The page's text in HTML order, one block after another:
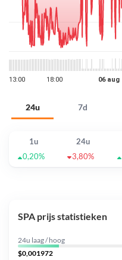
24u 7d
1u 24u
0,20%
3,80%
SPA prijs statistieken
24u laag / hoog
$0,001972